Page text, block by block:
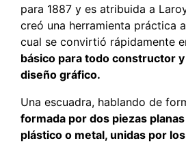
para 1887 y es atribuida a
creó una herramienta práctica
cual se convirtió rápidamente
básico para todo constructor
diseño gráfico.
Una escuadra, hablando de
formada por dos piezas
plástico o metal, unidas por